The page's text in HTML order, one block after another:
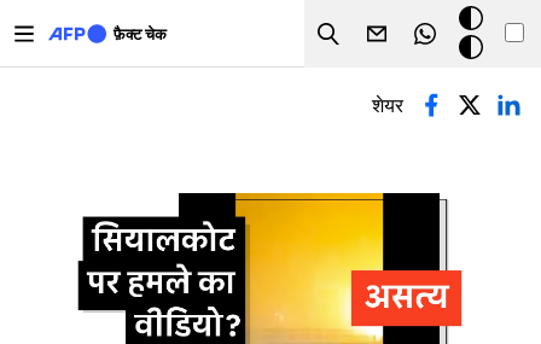
फ़ैक्ट चेक
Search
डार्क
मोड
प्राथमिक टैब्स
शेयर